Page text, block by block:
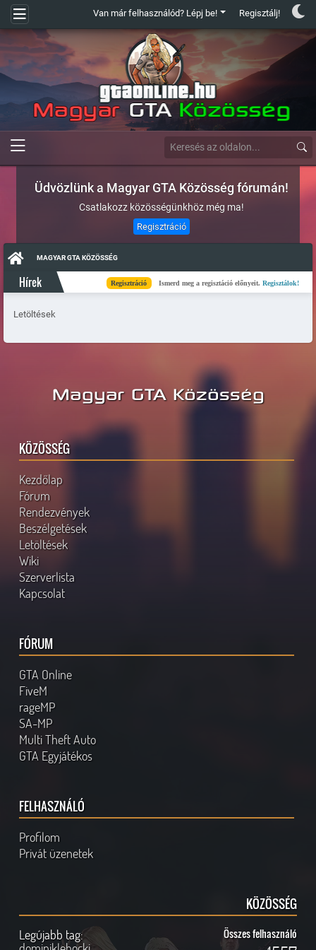
Van már felhasználód? Lépj be! Regisztálj!
Üdvözlünk a Magyar GTA Közösség fórumán!
Csatlakozz közösségünkhöz még ma!
Regisztráció
MAGYAR GTA KÖZÖSSÉG
Hírek Regisztráció Ismerd meg a regisztáció előnyeit.Regisztálok!
Letöltések
Magyar GTA Közösség
KÖZÖSSÉG
Kezdőlap
Fórum
Rendezvények
Beszélgetések
Letöltések
Wiki
Szerverlista
Kapcsolat
FÓRUM
GTA Online
FiveM
rageMP
SA-MP
Multi Theft Auto
GTA Egyjátékos
FELHASZNÁLÓ
Profilom
Privát üzenetek
KÖZÖSSÉG
Legújabb tag: Összes felhasználó